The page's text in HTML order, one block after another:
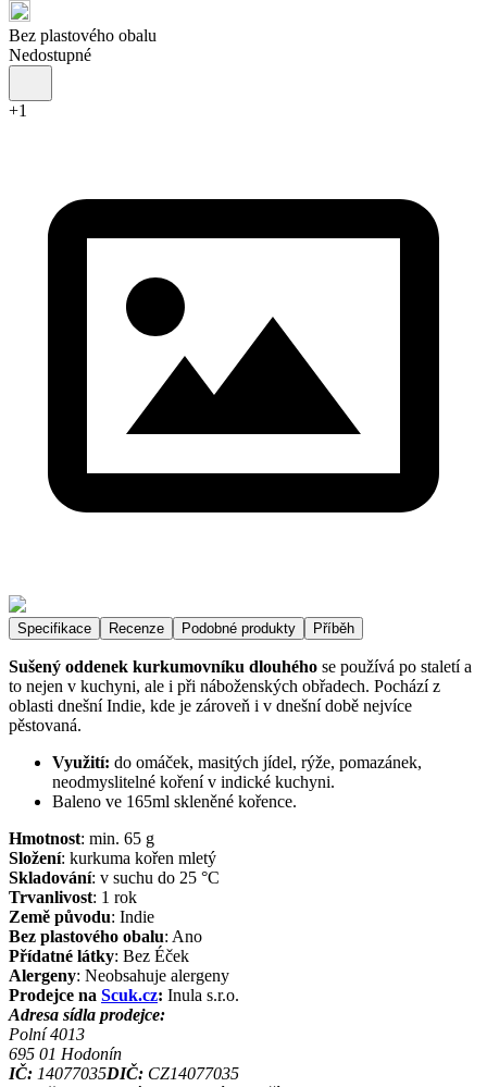
Bez plastového obalu
Nedostupné
+1
Specifikace Recenze Podobné produkty Příběh
Sušený oddenek kurkumovníku dlouhého se používá po staletí a
to nejen v kuchyni, ale i při náboženských obřadech. Pochází z
oblasti dnešní Indie, kde je zároveň i v dnešní době nejvíce
pěstovaná.
Využití: do omáček, masitých jídel, rýže, pomazánek,
neodmyslitelné koření v indické kuchyni.
Baleno ve 165ml skleněné kořence.
Hmotnost: min. 65 g
Složení: kurkuma kořen mletý
Skladování: v suchu do 25 °C
Trvanlivost: 1 rok
Země původu: Indie
Bez plastového obalu: Ano
Přídatné látky: Bez Éček
Alergeny: Neobsahuje alergeny
Prodejce na Scuk.cz: Inula s.r.o.
Adresa sídla prodejce:
Polní 4013
695 01 Hodonín
IČ: 14077035DIČ: CZ14077035